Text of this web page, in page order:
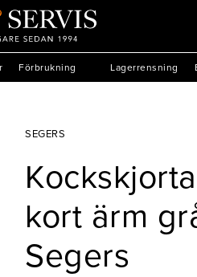
Förbrukning Lagerrensning
SEGERS
kort ärm
Segers